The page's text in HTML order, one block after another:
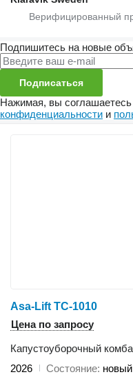
Подпишитесь на новые
Подписаться
Нажимая, вы
конфиденциальности и
Asa-Lift TC-1010
Цена по запросу
Капустоуборочный
2026
Состояние новый